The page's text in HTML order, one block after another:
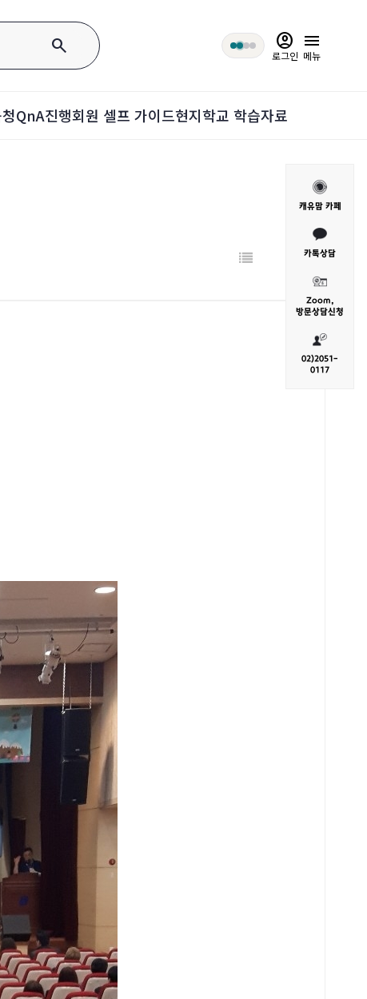
search account_circle
로그인
menu
메뉴
QnA진행회원 셀프 가이드현지학교 학습자료
캐유맘 카페
카톡상담
Zoom,
방문상담신청
02)2051-
0117